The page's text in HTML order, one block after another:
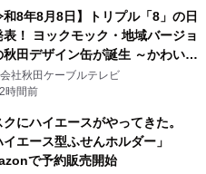
和8年8月8日】トリプル「8」の日
表！ ヨックモック・地域バージョ
秋田デザイン缶が誕生 ～かわいい
犬の子犬と秋田の四季と名所を巡
ッケージ～ 9月1日(火)秋田県内で
社秋田ケーブルテレビ
時間前
クにハイエースがやってきた。
イエース型ふせんホルダー」
で予約販売開始